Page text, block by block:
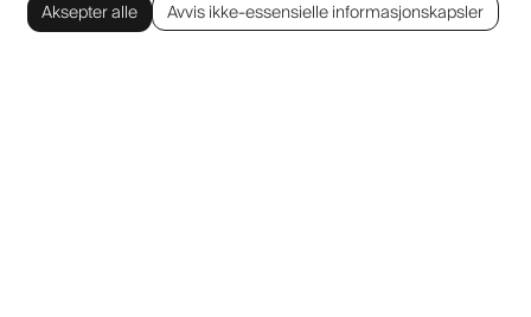
Aksepter alle
Avvis ikke-essensielle informasjonskapsler